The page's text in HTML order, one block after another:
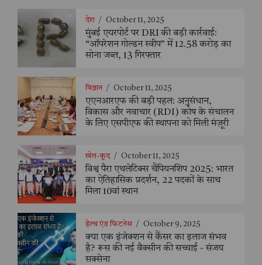
देश / October 11, 2025
मुंबई एयरपोर्ट पर DRI की बड़ी कार्रवाई:
“ऑपरेशन गोल्डन स्वीप” में 12.58 करोड़ का
सोना जब्त, 13 गिरफ्तार
विज्ञान / October 11, 2025
एएनआरएफ की बड़ी पहल: अनुसंधान,
विकास और नवाचार (RDI) कोष के संचालन
के लिए एसपीएफ की स्थापना को मिली मंज़ूरी
खेल-कूद / October 11, 2025
विश्व पैरा एथलेटिक्स चैंपियनशिप 2025: भारत
का ऐतिहासिक प्रदर्शन, 22 पदकों के साथ
मिला 10वां स्थान
हेल्थ एंड फिटनेस / October 9, 2025
क्या एक इंजेक्शन से कैंसर का इलाज संभव
है? रूस की नई वैक्सीन की सच्चाई - संजय
सक्सेना